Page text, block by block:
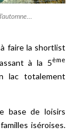
faire la shortlist
à la 5ème
lac totalement
base de loisirs
iséroises.